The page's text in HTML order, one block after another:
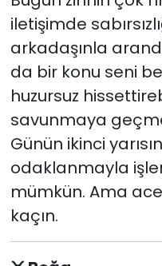
iletişimde
arkadaşınla
da bir konu seni
huzursuz
savunmaya
Günün ikinci
odaklanmayla
mümkün. Ama
kaçın.